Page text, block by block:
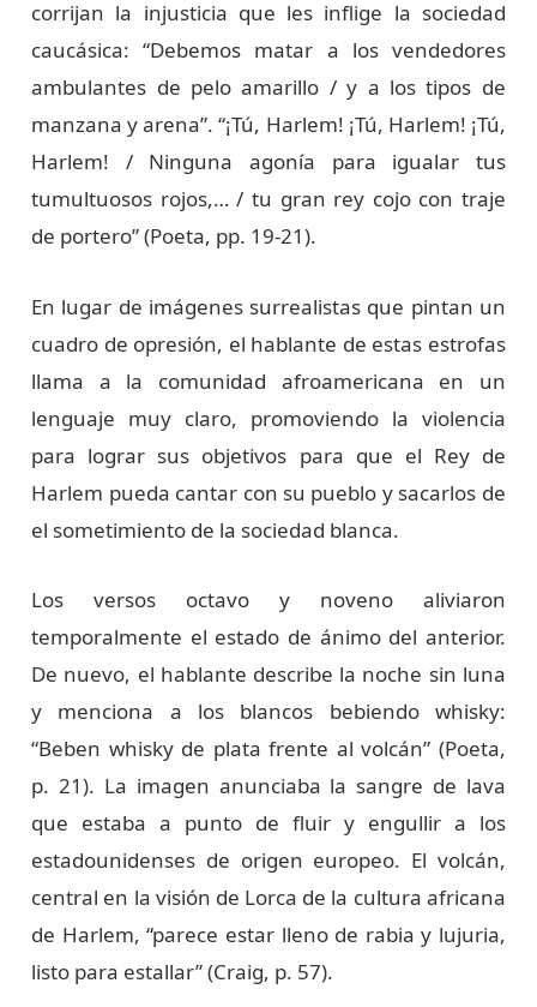
corrijan la injusticia que les inflige la sociedad
caucásica: “Debemos matar a los vendedores
ambulantes de pelo amarillo / y a los tipos de
manzana y arena”. “¡Tú, Harlem! ¡Tú, Harlem! ¡Tú,
Harlem! / Ninguna agonía para igualar tus
tumultuosos rojos,… / tu gran rey cojo con traje
de portero” (Poeta, pp. 19-21).
En lugar de imágenes surrealistas que pintan un
cuadro de opresión, el hablante de estas estrofas
llama a la comunidad afroamericana en un
lenguaje muy claro, promoviendo la violencia
para lograr sus objetivos para que el Rey de
Harlem pueda cantar con su pueblo y sacarlos de
el sometimiento de la sociedad blanca.
Los versos octavo y noveno aliviaron
temporalmente el estado de ánimo del anterior.
De nuevo, el hablante describe la noche sin luna
y menciona a los blancos bebiendo whisky:
“Beben whisky de plata frente al volcán” (Poeta,
p. 21). La imagen anunciaba la sangre de lava
que estaba a punto de fluir y engullir a los
estadounidenses de origen europeo. El volcán,
central en la visión de Lorca de la cultura africana
de Harlem, “parece estar lleno de rabia y lujuria,
listo para estallar” (Craig, p. 57).